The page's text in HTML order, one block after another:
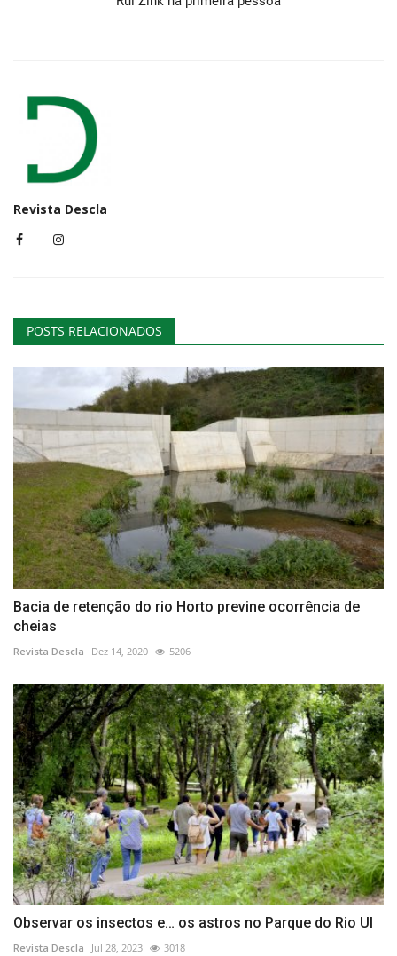
Revista Descla
POSTS RELACIONADOS
Bacia de retenção do rio Horto previne ocorrência de
cheias
Revista Descla Dez 14, 2020 5206
Observar os insectos e… os astros no Parque do Rio Ul
Revista Descla Jul 28, 2023 3018